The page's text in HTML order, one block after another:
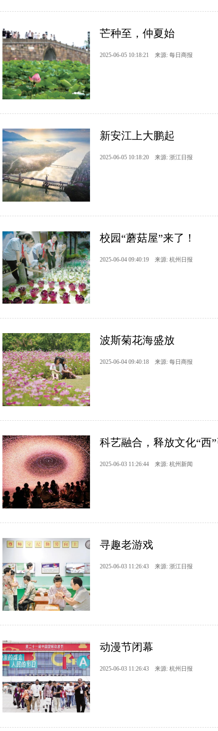
芒种至，仲夏始
2025-06-05 10:18:21 来源: 每日商报
新安江上大鹏起
2025-06-05 10:18:20 来源: 浙江日报
校园“蘑菇屋”来了！
2025-06-04 09:40:19 来源: 杭州日报
波斯菊花海盛放
2025-06-04 09:40:18 来源: 每日商报
科艺融合，释放文化“
2025-06-03 11:26:44 来源: 杭州新闻
寻趣老游戏
2025-06-03 11:26:43 来源: 浙江日报
动漫节闭幕
2025-06-03 11:26:43 来源: 杭州日报